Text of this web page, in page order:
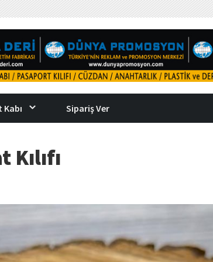
Kabı Sipariş Ver